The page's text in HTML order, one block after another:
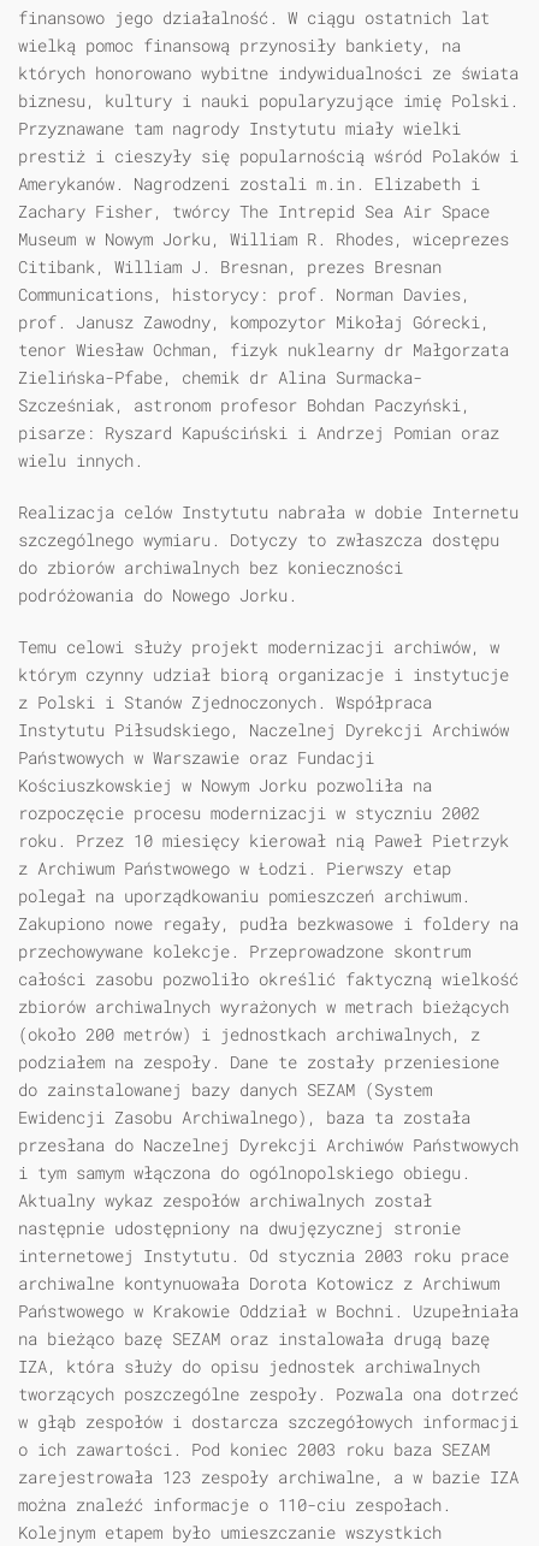
finansowo jego działalność. W ciągu ostatnich lat
wielką pomoc finansową przynosiły bankiety, na
których honorowano wybitne indywidualności ze świata
biznesu, kultury i nauki popularyzujące imię Polski.
Przyznawane tam nagrody Instytutu miały wielki
prestiż i cieszyły się popularnością wśród Polaków i
Amerykanów. Nagrodzeni zostali m.in. Elizabeth i
Zachary Fisher, twórcy The Intrepid Sea Air Space
Museum w Nowym Jorku, William R. Rhodes, wiceprezes
Citibank, William J. Bresnan, prezes Bresnan
Communications, historycy: prof. Norman Davies,
prof. Janusz Zawodny, kompozytor Mikołaj Górecki,
tenor Wiesław Ochman, fizyk nuklearny dr Małgorzata
Zielińska-Pfabe, chemik dr Alina Surmacka-
Szcześniak, astronom profesor Bohdan Paczyński,
pisarze: Ryszard Kapuściński i Andrzej Pomian oraz
wielu innych.
Realizacja celów Instytutu nabrała w dobie Internetu
szczególnego wymiaru. Dotyczy to zwłaszcza dostępu
do zbiorów archiwalnych bez konieczności
podróżowania do Nowego Jorku.
Temu celowi służy projekt modernizacji archiwów, w
którym czynny udział biorą organizacje i instytucje
z Polski i Stanów Zjednoczonych. Współpraca
Instytutu Piłsudskiego, Naczelnej Dyrekcji Archiwów
Państwowych w Warszawie oraz Fundacji
Kościuszkowskiej w Nowym Jorku pozwoliła na
rozpoczęcie procesu modernizacji w styczniu 2002
roku. Przez 10 miesięcy kierował nią Paweł Pietrzyk
z Archiwum Państwowego w Łodzi. Pierwszy etap
polegał na uporządkowaniu pomieszczeń archiwum.
Zakupiono nowe regały, pudła bezkwasowe i foldery na
przechowywane kolekcje. Przeprowadzone skontrum
całości zasobu pozwoliło określić faktyczną wielkość
zbiorów archiwalnych wyrażonych w metrach bieżących
(około 200 metrów) i jednostkach archiwalnych, z
podziałem na zespoły. Dane te zostały przeniesione
do zainstalowanej bazy danych SEZAM (System
Ewidencji Zasobu Archiwalnego), baza ta została
przesłana do Naczelnej Dyrekcji Archiwów Państwowych
i tym samym włączona do ogólnopolskiego obiegu.
Aktualny wykaz zespołów archiwalnych został
następnie udostępniony na dwujęzycznej stronie
internetowej Instytutu. Od stycznia 2003 roku prace
archiwalne kontynuowała Dorota Kotowicz z Archiwum
Państwowego w Krakowie Oddział w Bochni. Uzupełniała
na bieżąco bazę SEZAM oraz instalowała drugą bazę
IZA, która służy do opisu jednostek archiwalnych
tworzących poszczególne zespoły. Pozwala ona dotrzeć
w głąb zespołów i dostarcza szczegółowych informacji
o ich zawartości. Pod koniec 2003 roku baza SEZAM
zarejestrowała 123 zespoły archiwalne, a w bazie IZA
można znaleźć informacje o 110-ciu zespołach.
Kolejnym etapem było umieszczanie wszystkich